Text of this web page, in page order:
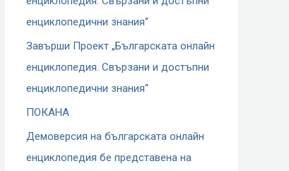
енциклопедични знания“
Завърши Проект „Българската онлайн
енциклопедия. Свързани и достъпни
енциклопедични знания“
ПОКАНА
Демоверсия на българската онлайн
енциклопедия бе представена на